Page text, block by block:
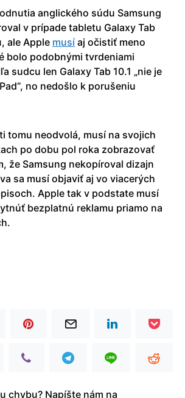
anglického súdu Samsung
v prípade tabletu Galaxy Tab
ale Apple musíaj očistiť meno
bolo podobnými tvrdeniami
sudcu len Galaxy Tab 10.1 „nie je
no nedošlo k porušeniu
tomu neodvolá, musí na svojich
po dobu pol roka zobrazovať
že Samsung nekopíroval dizajn
sa musí objaviť aj vo viacerých
Apple tak v podstate musí
bezplatnú reklamu priamo na
chybu? Napíšte nám na